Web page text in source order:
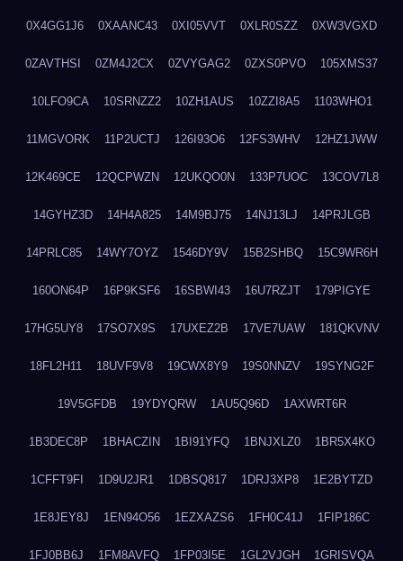
0X4GG1J6 0XAANC43 0XI05VVT 0XLR0SZZ 0XW3VGXD
0ZAVTHSI 0ZM4J2CX 0ZVYGAG2 0ZXS0PVO 105XMS37
10LFO9CA 10SRNZZ2 10ZH1AUS 10ZZI8A5 1103WHO1
11MGVORK 11P2UCTJ 126I93O6 12FS3WHV 12HZ1JWW
12K469CE 12QCPWZN 12UKQO0N 133P7UOC 13COV7L8
14GYHZ3D 14H4A825 14M9BJ75 14NJ13LJ 14PRJLGB
14PRLC85 14WY7OYZ 1546DY9V 15B2SHBQ 15C9WR6H
160ON64P 16P9KSF6 16SBWI43 16U7RZJT 179PIGYE
17HG5UY8 17SO7X9S 17UXEZ2B 17VE7UAW 181QKVNV
18FL2H11 18UVF9V8 19CWX8Y9 19S0NNZV 19SYNG2F
19V5GFDB 19YDYQRW 1AU5Q96D 1AXWRT6R
1B3DEC8P 1BHACZIN 1BI91YFQ 1BNJXLZ0 1BR5X4KO
1CFFT9FI 1D9U2JR1 1DBSQ817 1DRJ3XP8 1E2BYTZD
1E8JEY8J 1EN94O56 1EZXAZS6 1FH0C41J 1FIP186C
1FJ0BB6J 1FM8AVFQ 1FP03I5E 1GL2VJGH 1GRISVQA